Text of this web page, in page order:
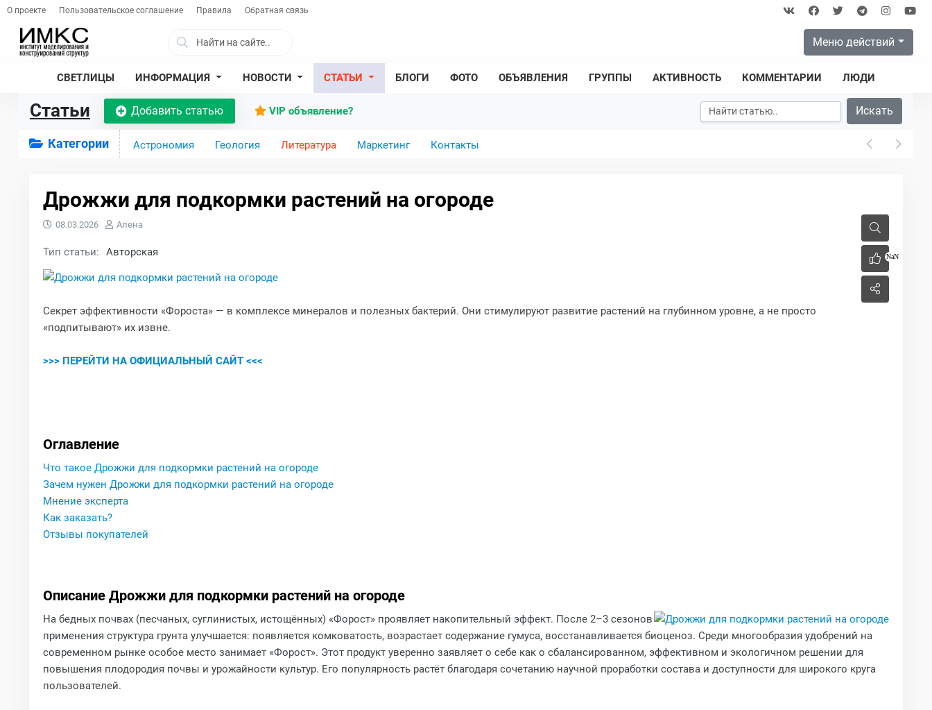
О проекте Пользовательское соглашение Правила Обратная связь
Меню действий
СВЕТЛИЦЫ ИНФОРМАЦИЯ НОВОСТИ СТАТЬИ БЛОГИ ФОТО ОБЪЯВЛЕНИЯ ГРУППЫ АКТИВНОСТЬ КОММЕНТАРИИ ЛЮДИ
Статьи Добавить статью VIP объявление? Искать
Категории Астрономия Геология Литература Маркетинг Контакты
Дрожжи для подкормки растений на огороде
NaN
08.03.2026 Алена
Тип статьи: Авторская
Секрет эффективности «Фороста» — в комплексе минералов и полезных бактерий. Они стимулируют развитие растений на глубинном уровне, а не просто
«подпитывают» их извне.
>>> ПЕРЕЙТИ НА ОФИЦИАЛЬНЫЙ САЙТ <<<
Оглавление
Что такое Дрожжи для подкормки растений на огороде
Зачем нужен Дрожжи для подкормки растений на огороде
Мнение эксперта
Как заказать?
Отзывы покупателей
Описание Дрожжи для подкормки растений на огороде
На бедных почвах (песчаных, суглинистых, истощённых) «Форост» проявляет накопительный эффект. После 2–3 сезонов
применения структура грунта улучшается: появляется комковатость, возрастает содержание гумуса, восстанавливается биоценоз. Среди многообразия удобрений на
современном рынке особое место занимает «Форост». Этот продукт уверенно заявляет о себе как о сбалансированном, эффективном и экологичном решении для
повышения плодородия почвы и урожайности культур. Его популярность растёт благодаря сочетанию научной проработки состава и доступности для широкого круга
пользователей.